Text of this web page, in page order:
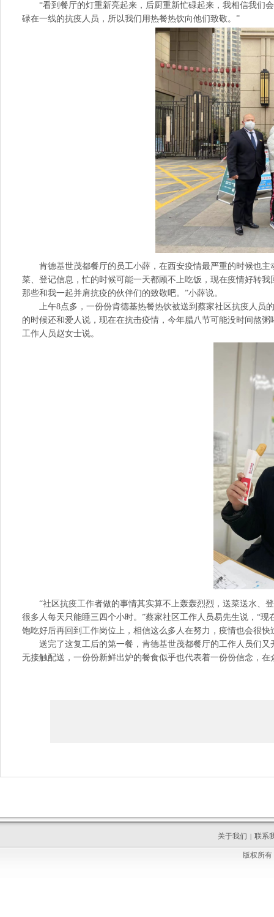
“看到餐厅的灯重新亮起来，后厨重新忙碌起来，我相信我们会
碌在一线的抗疫人员，所以我们用热餐热饮向他们致敬。”
肯德基世茂都餐厅的员工小薛，在西安疫情最严重的时候也主
菜、登记信息，忙的时候可能一天都顾不上吃饭，现在疫情好转
那些和我一起并肩抗疫的伙伴们的致敬吧。”小薛说。
上午8点多，一份份肯德基热餐热饮被送到蔡家社区抗疫人员
的时候还和爱人说，现在在抗击疫情，今年腊八节可能没时间熬
工作人员赵女士说。
“社区抗疫工作者做的事情其实算不上轰轰烈烈，送菜送水、
很多人每天只能睡三四个小时。”蔡家社区工作人员易先生说，“
饱吃好后再回到工作岗位上，相信这么多人在努力，疫情也会很快
送完了这复工后的第一餐，肯德基世茂都餐厅的工作人员们又
无接触配送，一份份新鲜出炉的餐食似乎也代表着一份份信念，
关于我们 | 联系
版权所